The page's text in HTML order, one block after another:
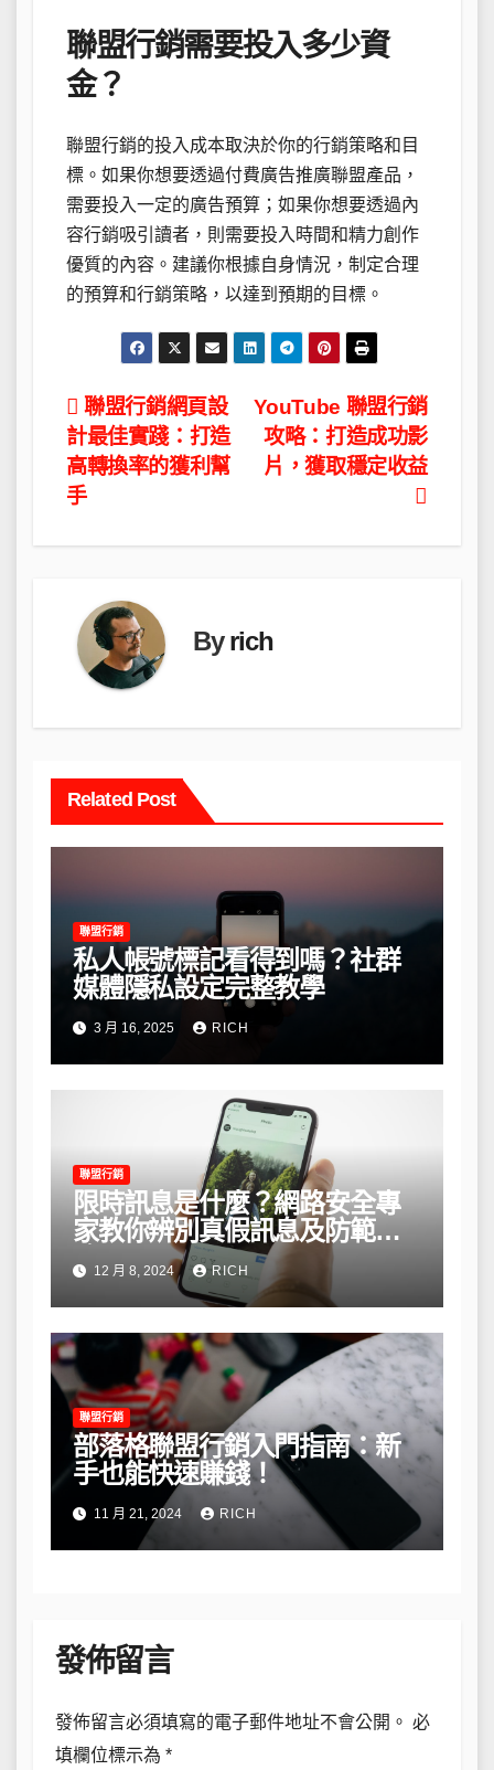
聯盟行銷需要投入多少資
金？
聯盟行銷的投入成本取決於你的行銷策略和目
標。如果你想要透過付費廣告推廣聯盟產品，
需要投入一定的廣告預算；如果你想要透過內
容行銷吸引讀者，則需要投入時間和精力創作
優質的內容。建議你根據自身情況，制定合理
的預算和行銷策略，以達到預期的目標。
文
章
導
覽
YouTube 聯盟行銷
攻略：打造成功影
片，獲取穩定收益
聯盟行銷網頁設
計最佳實踐：打造
高轉換率的獲利幫
手
Byrich
Related Post
聯盟行銷
私人帳號標記看得到嗎？社群
媒體隱私設定完整教學
3 月 16, 2025 RICH
聯盟行銷
限時訊息是什麼？網路安全專
家教你辨別真假訊息及防範風
險12 月 8, 2024 RICH
聯盟行銷
部落格聯盟行銷入門指南：新
手也能快速賺錢！
11 月 21, 2024 RICH
發佈留言
發佈留言必須填寫的電子郵件地址不會公開。 必
填欄位標示為 *